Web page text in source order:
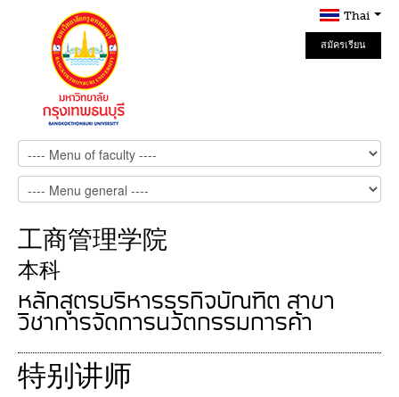
Thai
สมัครเรียน
Online
工商管理学院
本科
หลักสูตรบริหารธุรกิจบัณฑิต สาขา
วิชาการจัดการนวัตกรรมการค้า
特别讲师